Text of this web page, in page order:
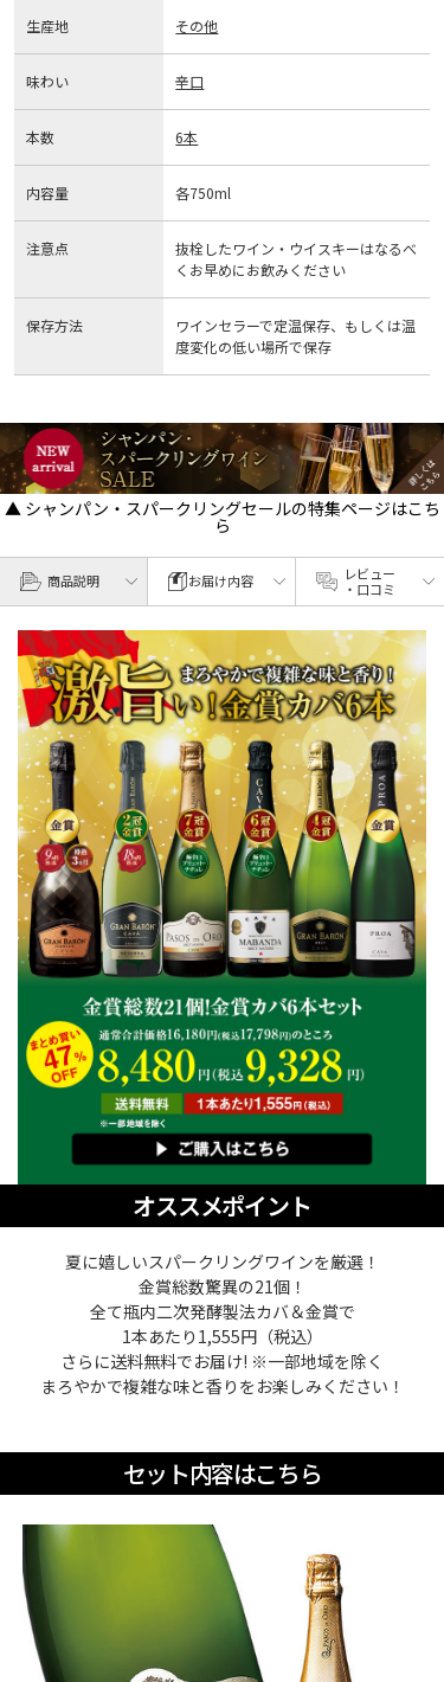
生産地 その他
味わい 辛口
本数 6本
内容量 各750ml
注意点
抜栓したワイン・ウイスキーはなるべ
くお早めにお飲みください
保存方法
ワインセラーで定温保存、もしくは温
度変化の低い場所で保存
▲ シャンパン・スパークリングセールの特集ページはこち
ら
商品説明 お届け内容
レビュー
・口コミ
オススメポイント
夏に嬉しいスパークリングワインを厳選！
金賞総数驚異の21個！
全て瓶内二次発酵製法カバ＆金賞で
1本あたり1,555円（税込）
さらに送料無料でお届け! ※一部地域を除く
まろやかで複雑な味と香りをお楽しみください！
セット内容はこちら